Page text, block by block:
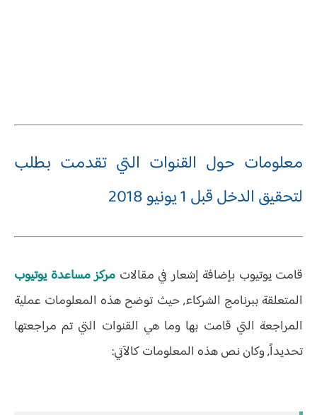
معلومات حول القنوات التي تقدمت بطلب
لتحقيق الدخل قبل 1 يونيو 2018
قامت يوتيوب بإضافة إشعار في مقالات مركز مساعدة يوتيوب
المتعلقة ببرنامج الشركاء, حيث توضح هذه المعلومات عملية
المراجعة التي قامت بها وما هي القنوات التي تم مراجعتها
تحديداً, وكان نص هذه المعلومات كالآتي: